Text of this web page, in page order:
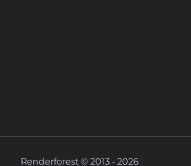
Renderforest © 2013 - 2026